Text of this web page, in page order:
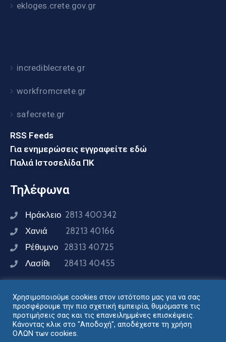
ekloges.crete.gov.gr
incrediblecrete.gr
workfromcrete.gr
safecrete.gr
RSS Feeds
Για ενημερώσεις εγγραφείτε εδώ
Παλιά Ιστοσελίδα ΠΚ
Τηλέφωνα
Ηράκλειο 2813 400342
Χανιά 28213 40166
Ρέθυμνο 28313 40725
Λασίθι 28413 40455
Συνδεθείτε μαζί μας
Χρησιμοποιούμε cookies στον ιστότοπο μας για να σας
προσφέρουμε την πιο σχετική εμπειρία, θυμόμαστε τις
προτιμήσεις σας και τις επανειλημμένες επισκέψεις.
Κάνοντας κλικ στο "Αποδοχή", αποδέχεστε τη χρήση
ΟΛΩΝ των cookies.